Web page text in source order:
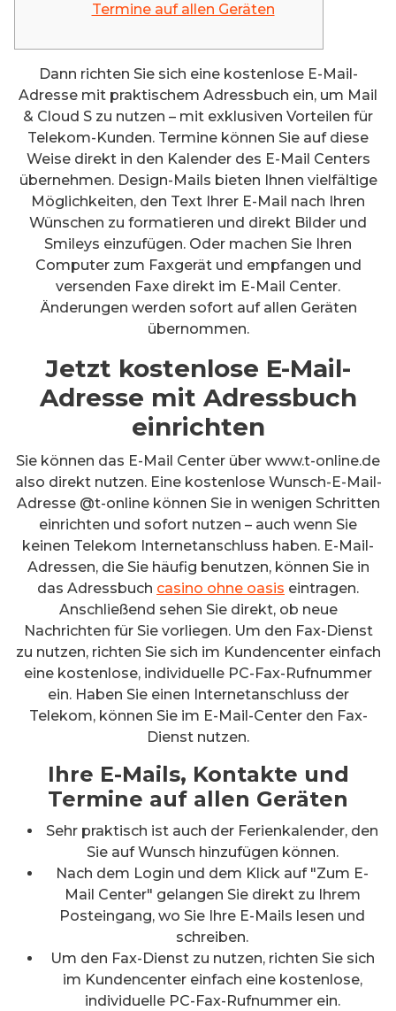
Termine auf allen Geräten
Dann richten Sie sich eine kostenlose E-Mail-
Adresse mit praktischem Adressbuch ein, um Mail
& Cloud S zu nutzen – mit exklusiven Vorteilen für
Telekom-Kunden. Termine können Sie auf diese
Weise direkt in den Kalender des E-Mail Centers
übernehmen. Design-Mails bieten Ihnen vielfältige
Möglichkeiten, den Text Ihrer E-Mail nach Ihren
Wünschen zu formatieren und direkt Bilder und
Smileys einzufügen. Oder machen Sie Ihren
Computer zum Faxgerät und empfangen und
versenden Faxe direkt im E-Mail Center.
Änderungen werden sofort auf allen Geräten
übernommen.
Jetzt kostenlose E-Mail-
Adresse mit Adressbuch
einrichten
Sie können das E-Mail Center über www.t-online.de
also direkt nutzen. Eine kostenlose Wunsch-E-Mail-
Adresse @t-online können Sie in wenigen Schritten
einrichten und sofort nutzen – auch wenn Sie
keinen Telekom Internetanschluss haben. E-Mail-
Adressen, die Sie häufig benutzen, können Sie in
das Adressbuch casino ohne oasis eintragen.
Anschließend sehen Sie direkt, ob neue
Nachrichten für Sie vorliegen. Um den Fax-Dienst
zu nutzen, richten Sie sich im Kundencenter einfach
eine kostenlose, individuelle PC-Fax-Rufnummer
ein. Haben Sie einen Internetanschluss der
Telekom, können Sie im E-Mail-Center den Fax-
Dienst nutzen.
Ihre E-Mails, Kontakte und
Termine auf allen Geräten
Sehr praktisch ist auch der Ferienkalender, den
Sie auf Wunsch hinzufügen können.
Nach dem Login und dem Klick auf "Zum E-
Mail Center" gelangen Sie direkt zu Ihrem
Posteingang, wo Sie Ihre E-Mails lesen und
schreiben.
Um den Fax-Dienst zu nutzen, richten Sie sich
im Kundencenter einfach eine kostenlose,
individuelle PC-Fax-Rufnummer ein.